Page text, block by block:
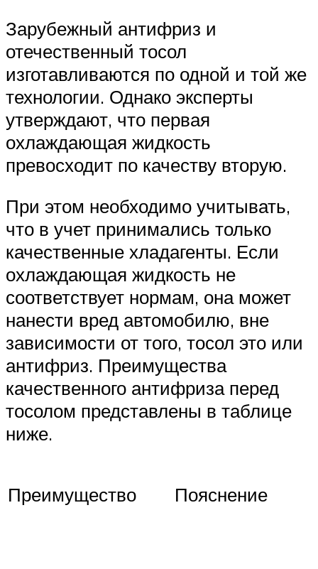
Зарубежный антифриз и
отечественный тосол
изготавливаются по одной и той же
технологии. Однако эксперты
утверждают, что первая
охлаждающая жидкость
превосходит по качеству вторую.
При этом необходимо учитывать,
что в учет принимались только
качественные хладагенты. Если
охлаждающая жидкость не
соответствует нормам, она может
нанести вред автомобилю, вне
зависимости от того, тосол это или
антифриз. Преимущества
качественного антифриза перед
тосолом представлены в таблице
ниже.
Преимущество Пояснение